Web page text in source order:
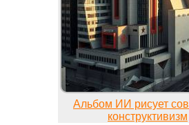
Альбом ИИ рисует
конструктивизм